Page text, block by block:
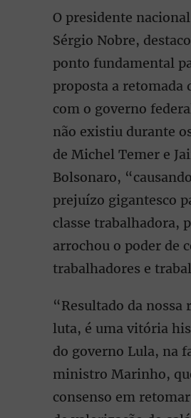
O presidente
Sérgio Nobre,
ponto fundamental
proposta a retomada
com o governo
não existiu durante
de Michel Temer e
Bolsonaro,
prejuízo gigantesco
classe trabalhadora,
arrochou o poder de
trabalhadores e
“Resultado da nossa
luta, é uma vitória
do governo Lula, na
ministro Marinho,
consenso em